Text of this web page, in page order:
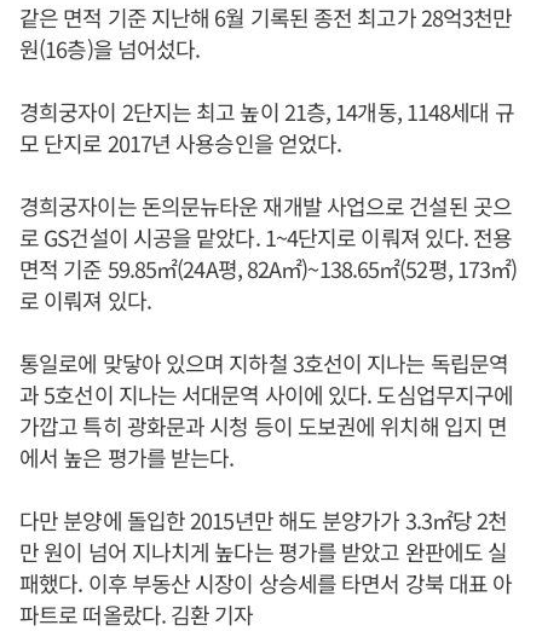
같은 면적 기준 지난해 6월 기록된 종전 최고가 28억3천만
원(16층)을 넘어섰다.
경희궁자이 2단지는 최고 높이 21층, 14개동, 1148세대 규
모 단지로 2017년 사용승인을 얻었다.
경희궁자이는 돈의문뉴타운 재개발 사업으로 건설된 곳으
로 GS건설이 시공을 맡았다. 1~4단지로 이뤄져 있다. 전용
면적 기준 59.85㎡(24A평, 82A㎡)~138.65㎡(52평, 173㎡)
로 이뤄져 있다.
통일로에 맞닿아 있으며 지하철 3호선이 지나는 독립문역
과 5호선이 지나는 서대문역 사이에 있다. 도심업무지구에
가깝고 특히 광화문과 시청 등이 도보권에 위치해 입지 면
에서 높은 평가를 받는다.
다만 분양에 돌입한 2015년만 해도 분양가가 3.3㎡당 2천
만 원이 넘어 지나치게 높다는 평가를 받았고 완판에도 실
패했다. 이후 부동산 시장이 상승세를 타면서 강북 대표 아
파트로 떠올랐다. 김환 기자